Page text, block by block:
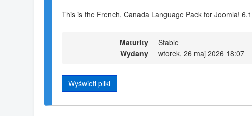
This is the French, Canada Language Pack for Joomla!
Maturity
Stable
Wydany
wtorek, 26 maj 2026 18:07
Wyświetl pliki